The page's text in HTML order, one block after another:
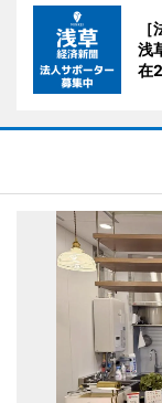
浅
在